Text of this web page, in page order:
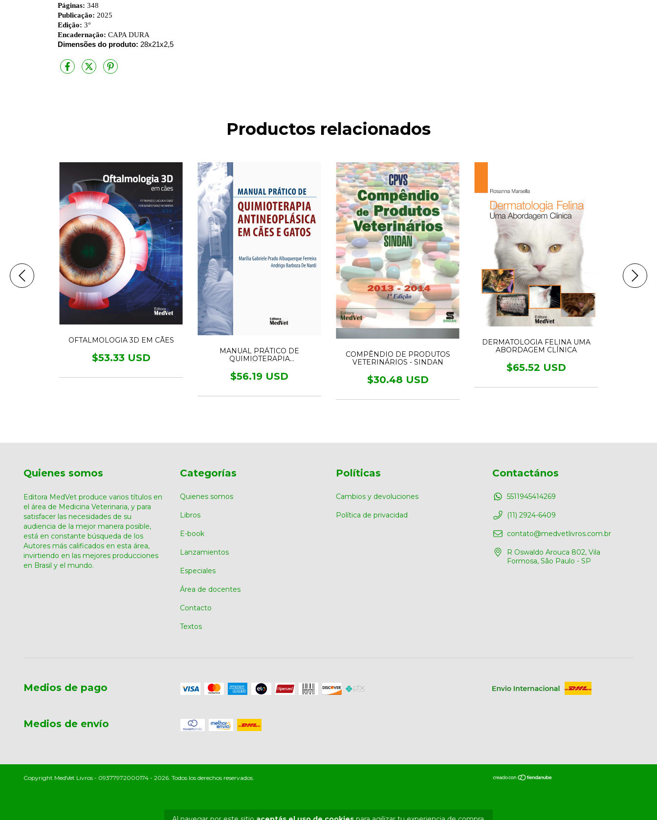
Páginas: 348
Publicação: 2025
Edição: 3°
Encadernação: CAPA DURA
Dimensões do produto: 28x21x2,5
Productos relacionados
OFTALMOLOGIA 3D EM CÃES
$53.33 USD
MANUAL PRÁTICO DE
QUIMIOTERAPIA
GATOS
$56.19 USD
COMPÊNDIO DE PRODUTOS
VETERINÁRIOS - SINDAN
$30.48 USD
DERMATOLOGIA FELINA UMA
ABORDAGEM CLÍNICA
$65.52 USD
Quienes somos
Editora MedVet produce varios títulos en
el área de Medicina Veterinaria, y para
satisfacer las necesidades de su
audiencia de la mejor manera posible,
está en constante búsqueda de los
Autores más calificados en esta área,
invirtiendo en las mejores producciones
en Brasil y el mundo.
Categorías
Quienes somos
Libros
E-book
Lanzamientos
Especiales
Área de docentes
Contacto
Textos
Políticas
Cambios y devoluciones
Política de privacidad
Contactános
5511945414269
(11) 2924-6409
contato@medvetlivros.com.br
R Oswaldo Arouca 802, Vila
Formosa, São Paulo - SP
Medios de pago
Medios de envío
Copyright MedVet Livros - 09377972000174 - 2026. Todos los derechos reservados.